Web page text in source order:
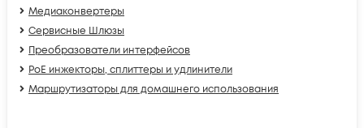
Медиаконвертеры
Сервисные Шлюзы
Преобразователи интерфейсов
PoE инжекторы, сплиттеры и удлинители
Маршрутизаторы для домашнего использования